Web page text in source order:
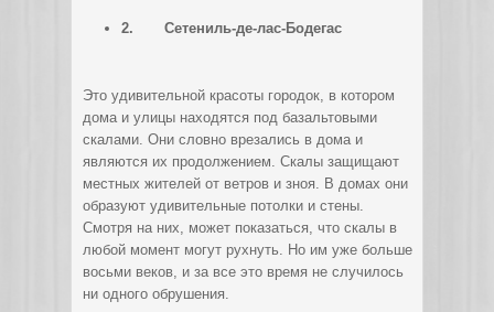
2. Сетениль-де-лас-Бодегас
Это удивительной красоты городок, в котором
дома и улицы находятся под базальтовыми
скалами. Они словно врезались в дома и
являются их продолжением. Скалы защищают
местных жителей от ветров и зноя. В домах они
образуют удивительные потолки и стены.
Смотря на них, может показаться, что скалы в
любой момент могут рухнуть. Но им уже больше
восьми веков, и за все это время не случилось
ни одного обрушения.